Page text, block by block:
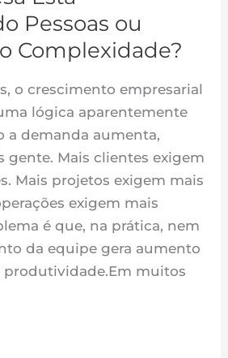
Pessoas ou
Complexidade?
o crescimento empresarial
lógica aparentemente
a demanda aumenta,
gente. Mais clientes exigem
Mais projetos exigem mais
exigem mais
é que, na prática, nem
da equipe gera aumento
muitos